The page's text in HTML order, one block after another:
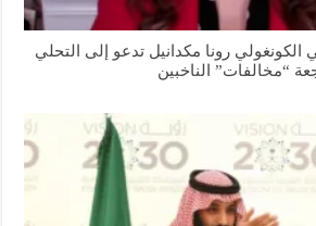
رونا مكدانيل تدعو إلى التحلي
“مخالفات” الناخبين